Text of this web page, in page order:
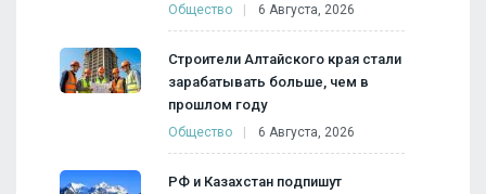
Общество 6 Августа, 2026
Строители Алтайского края стали
зарабатывать больше, чем в
прошлом году
Общество 6 Августа, 2026
РФ и Казахстан подпишут